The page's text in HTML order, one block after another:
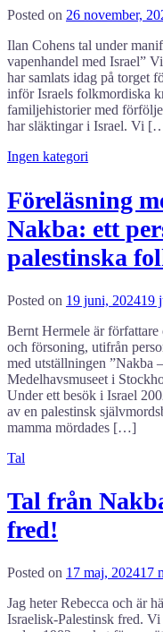
Posted on 26 november,
Ilan Cohens tal under
vapenhandel med Israel”
har samlats idag på torget
inför Israels folkmordiska
familjehistorier med
har släktingar i Israel. Vi
Ingen kategori
Föreläsning
Nakba: ett
palestinska
Posted on 19 juni, 202419
Bernt Hermele är
och försoning, utifrån
med utställningen ”Nakba
Medelhavsmuseet i
Under ett besök i Israel
av en palestinsk
mamma mördades […]
Tal
Tal från
fred!
Posted on 17 maj, 202417
Jag heter Rebecca och är
Israelisk-Palestinsk fred.